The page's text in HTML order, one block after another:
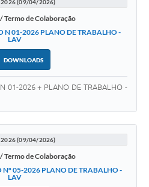
2026 (09/04/2026)
Termo de Colaboração
N 01-2026 PLANO DE TRABALHO -
LAV
DOWNLOADS
01-2026 + PLANO DE TRABALHO -
2026 (09/04/2026)
Termo de Colaboração
05-2026 PLANO DE TRABALHO -
LAV